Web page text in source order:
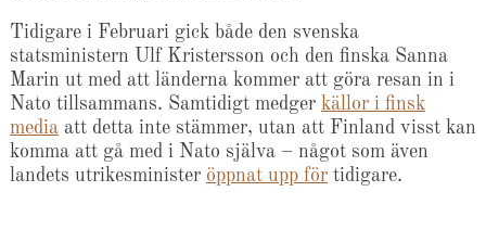
Tidigare i Februari gick både den svenska
statsministern Ulf Kristersson och den finska Sanna
Marin ut med att länderna kommer att göra resan in i
Nato tillsammans. Samtidigt medger källor i finsk
media att detta inte stämmer, utan att Finland visst kan
komma att gå med i Nato själva – något som även
landets utrikesminister öppnat upp för tidigare.